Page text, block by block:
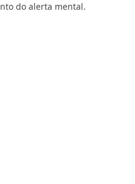
do alerta mental.